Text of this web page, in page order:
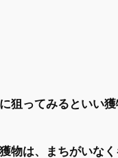
狙ってみるといい
物は、まちがいな